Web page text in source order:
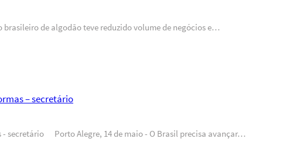
brasileiro de algodão teve reduzido volume de negócios e…
– secretário
- secretário Porto Alegre, 14 de maio - O Brasil precisa avançar…